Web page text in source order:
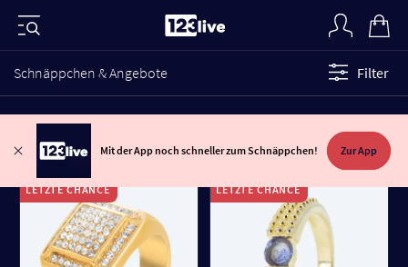
Schnäppchen & Angebote Filter
Mit der App noch schneller zum Schnäppchen! Zur App
LETZTE CHANCE LETZTE CHANCE